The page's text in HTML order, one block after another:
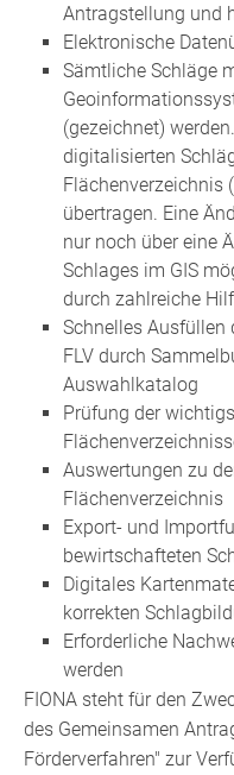
Antragstellung und
Elektronische
Sämtliche Schläge
(gezeichnet)
digitalisierten
Flächenverzeichnis
übertragen. Eine
nur noch über eine
Schlages im GIS
durch zahlreiche
Schnelles Ausfüllen
FLV durch
Auswahlkatalog
Prüfung der
Auswertungen zu
Flächenverzeichnis
Export- und
bewirtschafteten
Digitales
korrekten
Erforderliche
werden
FIONA steht für den
des Gemeinsamen
Förderverfahren" zur